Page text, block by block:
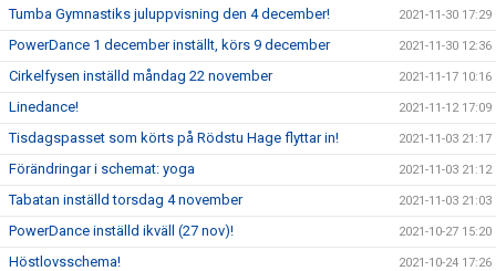
Tumba Gymnastiks juluppvisning den 4 december! 2021-11-30 17:29
PowerDance 1 december inställt, körs 9 december 2021-11-30 12:36
Cirkelfysen inställd måndag 22 november 2021-11-17 10:16
Linedance! 2021-11-12 17:09
Tisdagspasset som körts på Rödstu Hage flyttar in! 2021-11-03 21:17
Förändringar i schemat: yoga 2021-11-03 21:12
Tabatan inställd torsdag 4 november 2021-11-03 21:03
PowerDance inställd ikväll (27 nov)! 2021-10-27 15:20
Höstlovsschema! 2021-10-24 17:26